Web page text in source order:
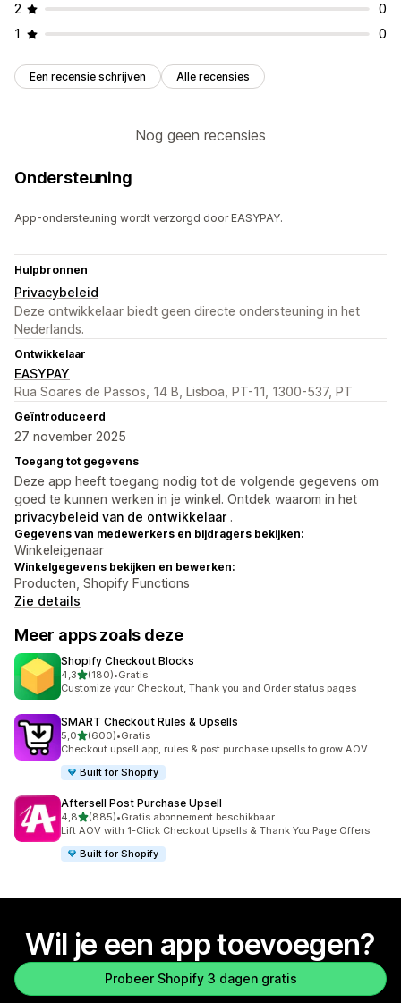
2
0
1
0
Een recensie schrijven Alle recensies
Nog geen recensies
Ondersteuning
App-ondersteuning wordt verzorgd door EASYPAY.
Hulpbronnen
Privacybeleid
Deze ontwikkelaar biedt geen directe ondersteuning in het
Nederlands.
Ontwikkelaar
EASYPAY
Rua Soares de Passos, 14 B, Lisboa, PT-11, 1300-537, PT
Geïntroduceerd
27 november 2025
Toegang tot gegevens
Deze app heeft toegang nodig tot de volgende gegevens om
goed te kunnen werken in je winkel. Ontdek waarom in het
privacybeleid van de ontwikkelaar .
Gegevens van medewerkers en bijdragers bekijken:
Winkeleigenaar
Winkelgegevens bekijken en bewerken:
Producten, Shopify Functions
Zie details
Meer apps zoals deze
Shopify Checkout Blocks
4,3van 5 sterren
(180)
180 recensies in totaal
•Gratis
Customize your Checkout, Thank you and Order status pages
SMART Checkout Rules & Upsells
5,0van 5 sterren
(600)
600 recensies in totaal
•Gratis
Checkout upsell app, rules & post purchase upsells to grow AOV
Built for Shopify
Aftersell Post Purchase Upsell
4,8van 5 sterren
(885)
885 recensies in totaal
•Gratis abonnement beschikbaar
Lift AOV with 1-Click Checkout Upsells & Thank You Page Offers
Built for Shopify
Wil je een app toevoegen?
Probeer Shopify 3 dagen gratis